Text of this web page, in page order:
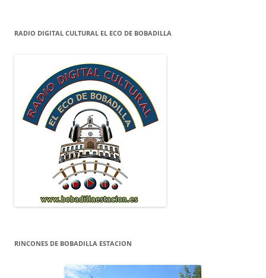
RADIO DIGITAL CULTURAL EL ECO DE BOBADILLA
RINCONES DE BOBADILLA ESTACION